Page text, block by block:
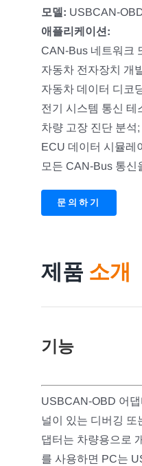
모델: USBCAN-
애플리케이션:
CAN-Bus 네트워크
자동차 전자장치 개
자동차 데이터 디코
전기 시스템 통신 테
차량 고장 진단 분석;
ECU 데이터 시뮬레
모든 CAN-Bus 통신
문의하기
제품 소개
기능
USBCAN-OBD 어
널이 있는 디버깅 또
댑터는 차량용으로
를 사용하면 PC는